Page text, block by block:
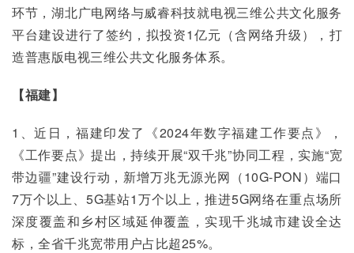
环节，湖北广电网络与威睿科技就电视三维公共文化服务
平台建设进行了签约，拟投资1亿元（含网络升级），打
造普惠版电视三维公共文化服务体系。
【福建】
1、近日，福建印发了《2024年数字福建工作要点》，
《工作要点》提出，持续开展“双千兆”协同工程，实施“宽
带边疆”建设行动，新增万兆无源光网（10G-PON）端口
7万个以上、5G基站1万个以上，推进5G网络在重点场所
深度覆盖和乡村区域延伸覆盖，实现千兆城市建设全达
标，全省千兆宽带用户占比超25%。